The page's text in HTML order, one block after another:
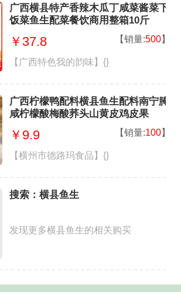
广西横县特产香辣木瓜丁咸菜酱菜下
饭菜鱼生配菜餐饮商用整箱10斤
￥37.8 【销量:500】
【广西特色我的韵味】{}
广西柠檬鸭配料横县鱼生配料南宁腌
咸柠檬酸梅酸荞头山黄皮鸡皮果
￥9.9 【销量:100】
【横州市德路玛食品】{}
搜索：横县鱼生
发现更多横县鱼生的相关购买